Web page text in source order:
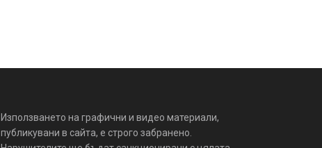
Използването на графични и видео материали,
публикувани в сайта, е строго забранено.